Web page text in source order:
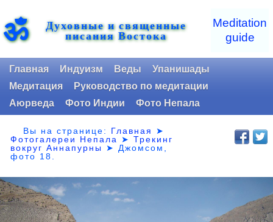
ॐ Духовные и священные
писания Востока
Meditation
guide
Главная Индуизм Веды
Упанишады
Медитация
Руководство по медитации
Аюрведа
Фото Индии Фото Непала
Вы на странице: Главная
➤
Фотогалереи Непала
➤Трекинг
вокруг Аннапурны ➤ Джомсом,
фото 18.